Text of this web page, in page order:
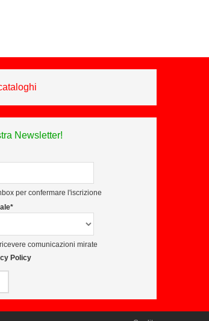
Newsletter!
per confermare l'iscrizione
comunicazioni mirate
Policy